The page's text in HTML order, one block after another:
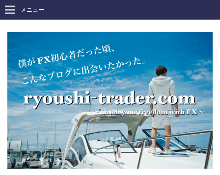
メニュー